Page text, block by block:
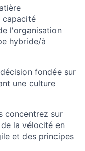
capacité
l'organisation
hybride/à
fondée sur
une culture
concentrez sur
la vélocité en
et des principes